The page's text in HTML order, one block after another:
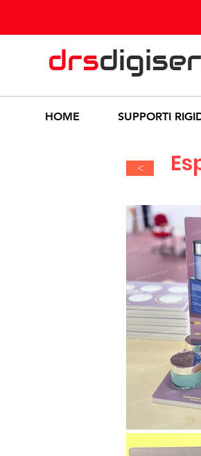
drs
HOME SUPPORTI
>